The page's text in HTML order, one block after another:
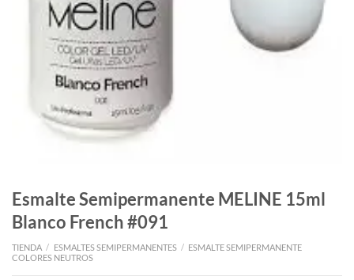
Esmalte Semipermanente MELINE 15ml
Blanco French #091
TIENDA / ESMALTES SEMIPERMANENTES / ESMALTE SEMIPERMANENTE
COLORES NEUTROS